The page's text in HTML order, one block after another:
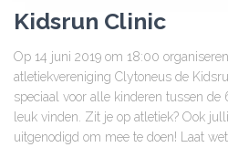
Kidsrun Clinic
Op 14 juni 2019 om 18:00
atletiekvereniging Clytoneus de
speciaal voor alle kinderen tussen de
leuk vinden. Zit je op atletiek? Ook
uitgenodigd om mee te doen! Laat